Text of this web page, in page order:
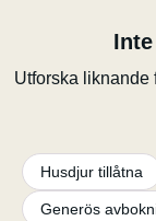
Utforska liknande
Husdjur tillåtna
Generös